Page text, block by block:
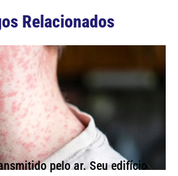
Relacionados
pelo ar. Seu edifício